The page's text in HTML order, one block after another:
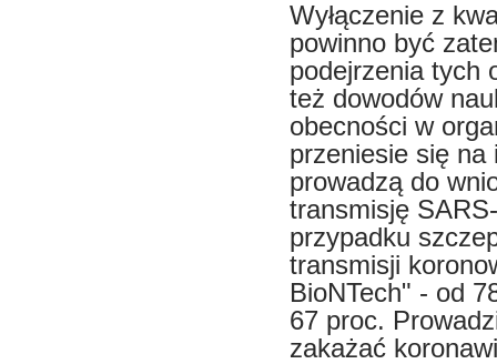
Wyłączenie z
powinno być
podejrzenia tych
też dowodów
obecności w
przeniesie się na
prowadzą do
transmisję
przypadku
transmisji
BioNTech" - od
67 proc.
zakażać